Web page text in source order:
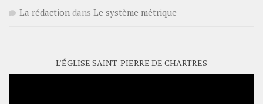
La rédaction dans Le système métrique
L’ÉGLISE SAINT-PIERRE DE CHARTRES